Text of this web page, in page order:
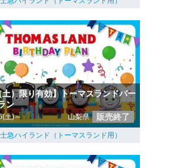
）限り有効】トーマスランドバー
ン
土)～ 山梨県 販売終了
急ハイランド（トーマスランド用）